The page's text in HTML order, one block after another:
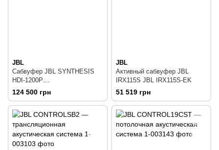
JBL
Сабвуфер JBL SYNTHESIS
HDI-1200P
JBLHDI1200PBLQEU
124 500 грн
JBL
Активный сабвуфер JBL
IRX115S JBL IRX115S-EK
51 519 грн